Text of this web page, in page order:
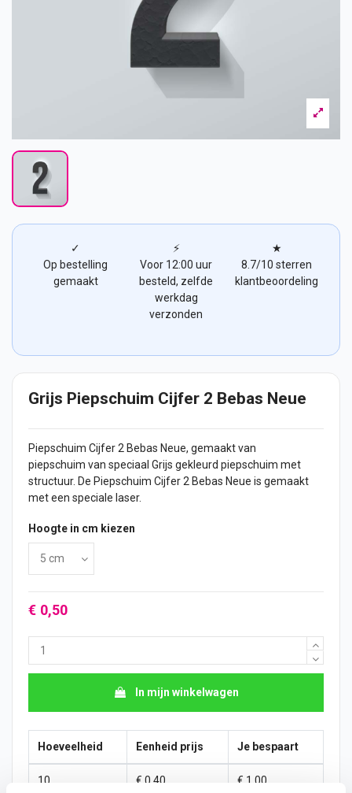
✓
Op bestelling
gemaakt
⚡
Voor 12:00 uur
besteld, zelfde
werkdag
verzonden
★
8.7/10 sterren
klantbeoordeling
Grijs Piepschuim Cijfer 2 Bebas Neue
Piepschuim Cijfer2 Bebas Neue, gemaakt van
piepschuim van speciaal Grijs gekleurd piepschuim met
structuur. De Piepschuim Cijfer 2 Bebas Neue is gemaakt
met een speciale laser.
Hoogte in cm kiezen
€ 0,50
In mijn winkelwagen
Hoeveelheid Eenheid prijs Je bespaart
10 € 0,40 € 1,00